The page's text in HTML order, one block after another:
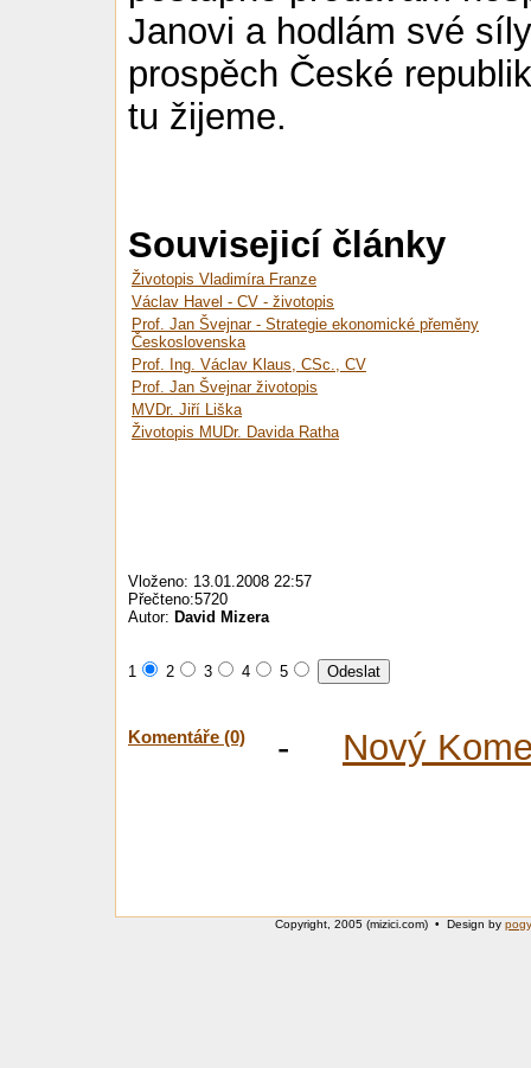
Janovi a hodlám své
prospěch České
tu žijeme.
Souvisejicí články
Životopis Vladimíra Franze
Václav Havel - CV - životopis
Prof. Jan Švejnar - Strategie ekonomické přeměny
Československa
Prof. Ing. Václav Klaus, CSc., CV
Prof. Jan Švejnar životopis
MVDr. Jiří Liška
Životopis MUDr. Davida Ratha
Vloženo: 13.01.2008 22:57
Přečteno:5720
Autor: David Mizera
1 2 3 4 5
Komentáře (0) - Nový
Copyright, 2005 (mizici.com) • Design by